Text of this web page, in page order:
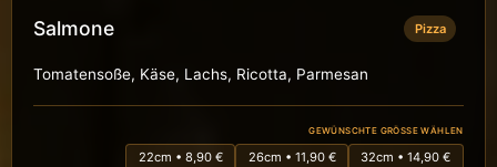
Salmone Pizza
Tomatensoße, Käse, Lachs, Ricotta, Parmesan
GEWÜNSCHTE GRÖSSE WÄHLEN
22cm • 8,90 € 26cm • 11,90 €
32cm • 14,90 €